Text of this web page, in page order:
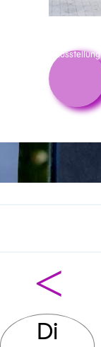
Ausstellung
<
Di